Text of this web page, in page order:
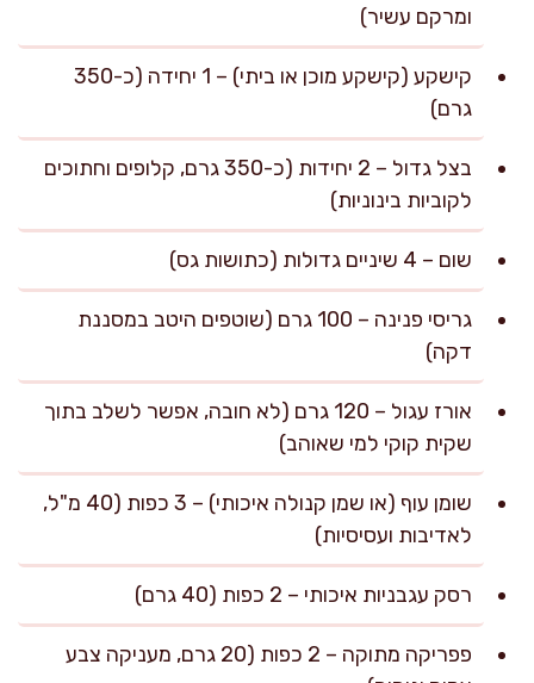
ומרקם עשיר)
קישקע (קישקע מוכן או ביתי) – 1 יחידה (כ-350
גרם)
בצל גדול – 2 יחידות (כ-350 גרם, קלופים וחתוכים
לקוביות בינוניות)
שום – 4 שיניים גדולות (כתושות גס)
גריסי פנינה – 100 גרם (שוטפים היטב במסננת
דקה)
אורז עגול – 120 גרם (לא חובה, אפשר לשלב בתוך
שקית קוקי למי שאוהב)
שומן עוף (או שמן קנולה איכותי) – 3 כפות (40 מ"ל,
לאדיבות ועסיסיות)
רסק עגבניות איכותי – 2 כפות (40 גרם)
פפריקה מתוקה – 2 כפות (20 גרם, מעניקה צבע